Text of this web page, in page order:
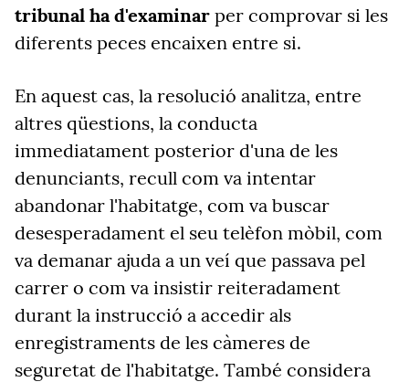
tribunal ha d'examinar per comprovar si les
diferents peces encaixen entre si.
En aquest cas, la resolució analitza, entre
altres qüestions, la conducta
immediatament posterior d'una de les
denunciants, recull com va intentar
abandonar l'habitatge, com va buscar
desesperadament el seu telèfon mòbil, com
va demanar ajuda a un veí que passava pel
carrer o com va insistir reiteradament
durant la instrucció a accedir als
enregistraments de les càmeres de
seguretat de l'habitatge. També considera